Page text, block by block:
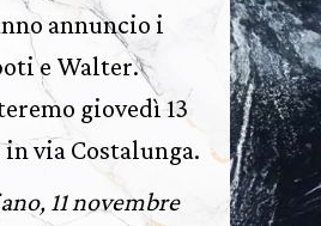
annuncio i
e Walter.
giovedì 13
in via Costalunga.
11 novembre